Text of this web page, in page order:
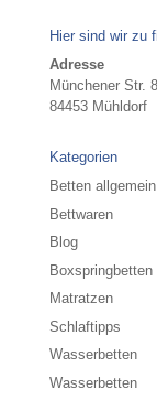
Hier sind wir zu
Adresse
Münchener Str.
84453 Mühldorf
Kategorien
Betten allgemein
Bettwaren
Blog
Boxspringbetten
Matratzen
Schlaftipps
Wasserbetten
Wasserbetten